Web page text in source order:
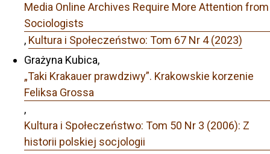
Media Online Archives Require More Attention from
Sociologists
, Kultura i Społeczeństwo: Tom 67 Nr 4 (2023)
Grażyna Kubica,
„Taki Krakauer prawdziwy”. Krakowskie korzenie
Feliksa Grossa
,
Kultura i Społeczeństwo: Tom 50 Nr 3 (2006): Z
historii polskiej socjologii